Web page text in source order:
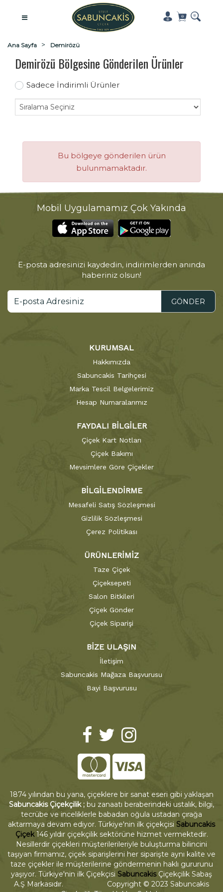
Ana Sayfa Demirözü
Demirözü Bölgesine Gönderilen Ürünler
Sadece İndirimli Ürünler
Bu bölgeye gönderilen ürün
bulunmamaktadır.
Mobil Uygulamamız Çok Yakında
E-posta adresinizi kaydedin, indirimlerden anında
haberiniz olsun!
GÖNDER
KURUMSAL
Hakkımızda
Sabuncakis Tarihçesi
Marka Tescil Belgelerimiz
Hesap Numaralarımız
FAYDALI BİLGİLER
Çiçek Kart Notları
Çiçek Bakımı
Mevsimlere Göre Çiçekler
BİLGİLENDİRME
Mesafeli Satış Sözleşmesi
Gizlilik Sözleşmesi
Çerez Politikası
ÜRÜNLERİMİZ
Taze Çiçek
Çiçeksepeti
Salon Bitkileri
Çiçek Gönder
Çiçek Siparişi
BİZE ULAŞIN
İletişim
Sabuncakis Mağaza Başvurusu
Bayi Başvurusu
1874 yılından bu yana, çiçeklere bir sanat eseri gibi yaklaşan
Sabuncakis Çiçekçilik ; bu zanaatı beraberindeki ustalık, bilgi,
tecrübe ve inceliklerle babadan oğula ustadan çırağa
aktarmaya devam ediyor. Türkiye'nin ilk çiçekçisi Sabuncakis
Çiçek146 yıldır çiçekçilik sektörüne hizmet vermektedir.
Nesillerdir çiçekleri müşterilerileriyle buluşturma bilincini
taşıyan firmamız, çiçek siparişlerini her siparişte aynı kalite ve
taze çiçekler ile müşterilerine göndermenin haklı gururunu
yaşıyor. Türkiye'nin ilk Çiçekçisi SabuncakisÇiçekçilik Sabaş
A.Ş Markasıdır. Copyright © 2023 Sabuncakis